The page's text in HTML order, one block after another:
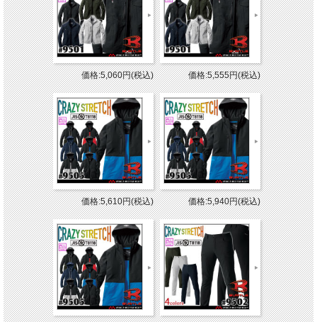
価格:5,060円(税込) 価格:5,555円(税込)
価格:5,610円(税込) 価格:5,940円(税込)